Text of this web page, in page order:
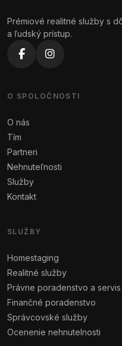
Prémiové realitné služby s
a ľudský prístup.
O SPOLOČNOSTI
O nás
Tím
Partneri
Nehnuteľnosti
Služby
Kontakt
SLUŽBY
Homestaging
Realitné služby
Právne poradenstvo a servis
Finančné poradenstvo
Správcovské služby
Ocenenie nehnutelnosti